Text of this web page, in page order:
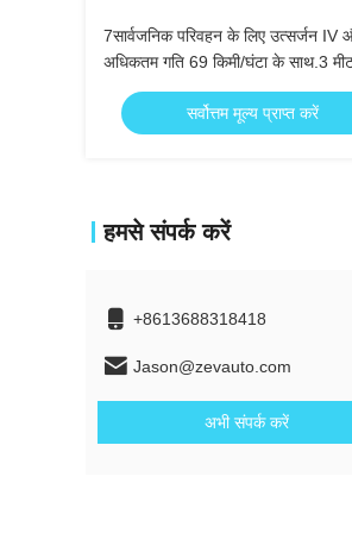
7सार्वजनिक परिवहन के लिए उत्सर्जन IV
अधिकतम गति 69 किमी/घंटा के साथ.3
डीजल सिटी बस 25 सीट
सर्वोत्तम मूल्य प्राप्त करें
हमसे संपर्क करें
+8613688318418
Jason@zevauto.com
अभी संपर्क करें